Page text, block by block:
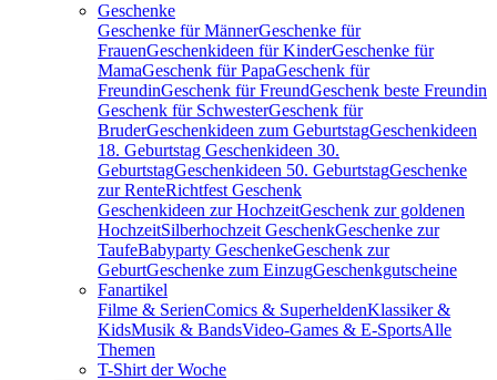
Geschenke
Geschenke für MännerGeschenke für
FrauenGeschenkideen für KinderGeschenke für
MamaGeschenk für PapaGeschenk für
FreundinGeschenk für FreundGeschenk beste Freundin
Geschenk für SchwesterGeschenk für
BruderGeschenkideen zum GeburtstagGeschenkideen
18. Geburtstag Geschenkideen 30.
GeburtstagGeschenkideen 50. GeburtstagGeschenke
zur RenteRichtfest Geschenk
Geschenkideen zur HochzeitGeschenk zur goldenen
HochzeitSilberhochzeit GeschenkGeschenke zur
TaufeBabyparty GeschenkeGeschenk zur
GeburtGeschenke zum EinzugGeschenkgutscheine
Fanartikel
Filme & SerienComics & SuperheldenKlassiker &
KidsMusik & BandsVideo-Games & E-SportsAlle
Themen
T-Shirt der Woche